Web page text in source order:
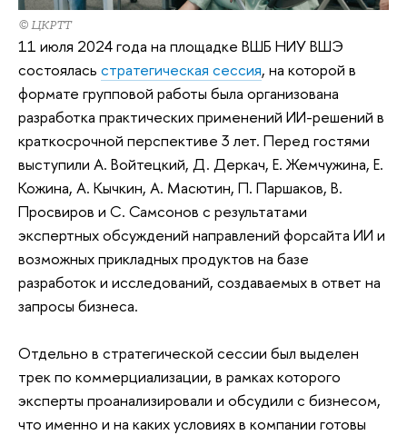
© ЦКРТТ
11 июля 2024 года на площадке ВШБ НИУ ВШЭ
состоялась стратегическая сессия, на которой в
формате групповой работы была организована
разработка практических применений ИИ-решений в
краткосрочной перспективе 3 лет. Перед гостями
выступили А. Войтецкий, Д. Деркач, Е. Жемчужина, Е.
Кожина, А. Кычкин, А. Масютин, П. Паршаков, В.
Просвиров и С. Самсонов с результатами
экспертных обсуждений направлений форсайта ИИ и
возможных прикладных продуктов на базе
разработок и исследований, создаваемых в ответ на
запросы бизнеса.
Отдельно в стратегической сессии был выделен
трек по коммерциализации, в рамках которого
эксперты проанализировали и обсудили с бизнесом,
что именно и на каких условиях в компании готовы